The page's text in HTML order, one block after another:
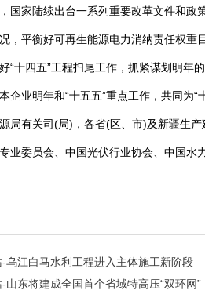
国家陆续出台一系列重要改革文件和
，平衡好可再生能源电力消纳责任权重
“十四五”工程扫尾工作，抓紧谋划明
业明年和“十五五”重点工作，共同为“
局有关司(局)，各省(区、市)及新疆生
业委员会、中国光伏行业协会、中国水
乌江白马水利工程进入主体施工新阶段
山东将建成全国首个省域特高压“双环网”